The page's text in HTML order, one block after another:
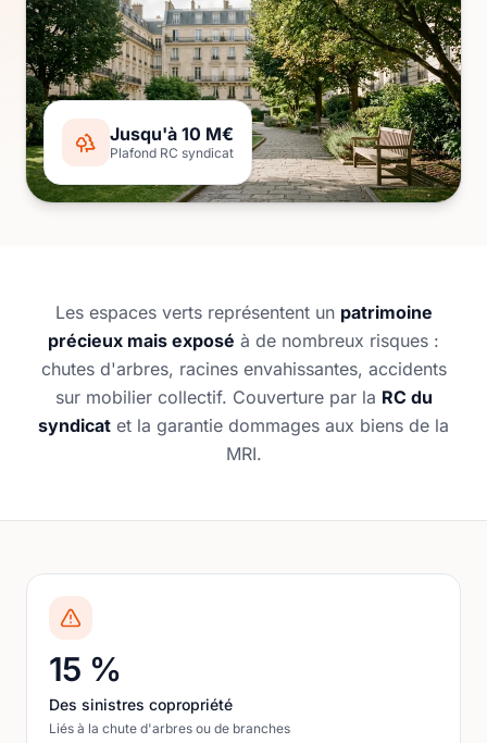
Jusqu'à 10 M€
Plafond RC syndicat
Les espaces verts représentent un patrimoine
précieux mais exposé à de nombreux risques :
chutes d'arbres, racines envahissantes, accidents
sur mobilier collectif. Couverture par la RC du
syndicat et la garantie dommages aux biens de la
MRI.
15 %
Des sinistres copropriété
Liés à la chute d'arbres ou de branches